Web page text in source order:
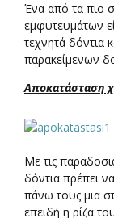
Ένα από τα πιο
εμφυτευμάτων
τεχνητά δόντια
παρακείμενων
Αποκατάσταση
Με τις
δόντια πρέπει
πάνω τους μια
επειδή η ρίζα